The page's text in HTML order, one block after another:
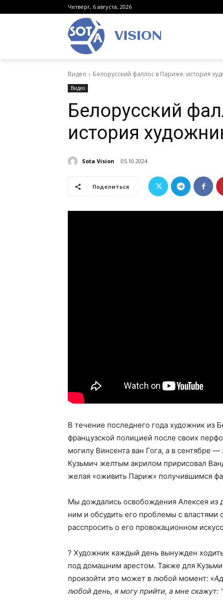
Четверг, 6 августа, 2026
VISION
Видео Белорусский фаллос в Париже: история
Видео
Белорусский
история
Sota Vision 05.10.2024
Поделиться
В течение последнего года художник из
французской полицией после своих
могилу Винсента ван Гога, а в сентябре
Кузьмич желтым акрилом пририсовал
желая «оживить Париж» получившимся
Мы дождались освобождения Алексея из
ним и обсудить его проблемы с властями
расспросить о его провокационном
? Художник каждый день вынужден
под домашним арестом. Также для
произойти это может в любой момент: «
любой день, я могу прийти, а мне скажут: